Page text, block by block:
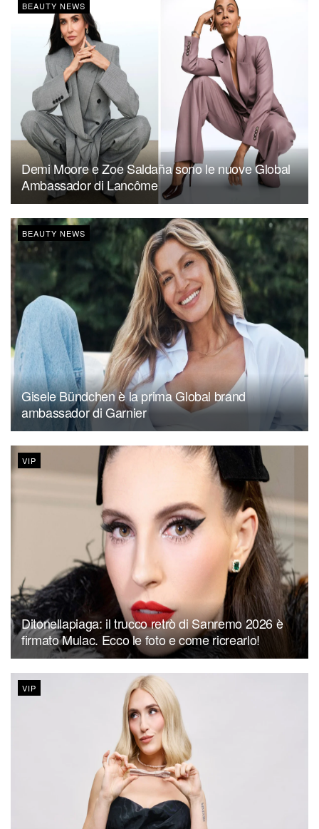
BEAUTY NEWS
Demi Moore e Zoe Saldaña sono le nuove Global
Ambassador di Lancôme
BEAUTY NEWS
Gisele Bündchen è la prima Global brand
ambassador di Garnier
VIP
Ditonellapiaga: il trucco retrò di Sanremo 2026 è
firmato Mulac. Ecco le foto e come ricrearlo!
VIP